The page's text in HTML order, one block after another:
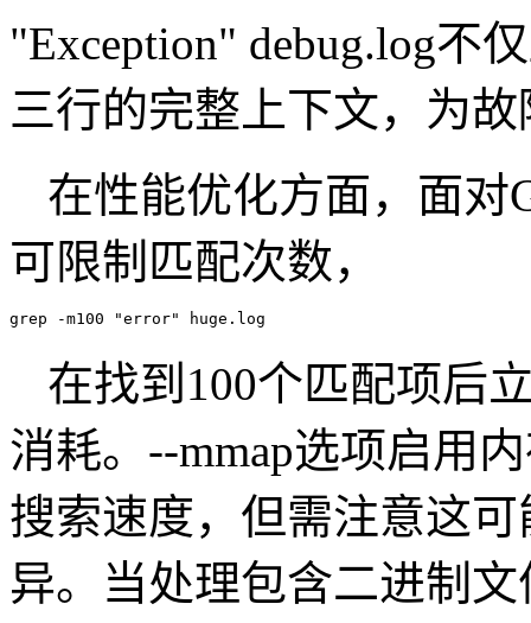
"Exception" debug.log不
三行的完整上下文，为
在性能优化方面，面对
可限制匹配次数，
grep -m100 "error" huge.log
在找到100个匹配项后
消耗。--mmap选项启用
搜索速度，但需注意这
异。当处理包含二进制